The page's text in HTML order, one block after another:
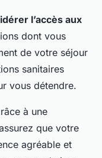
l’accès aux
dont vous
de votre séjour
sanitaires
vous détendre.
à une
que votre
agréable et